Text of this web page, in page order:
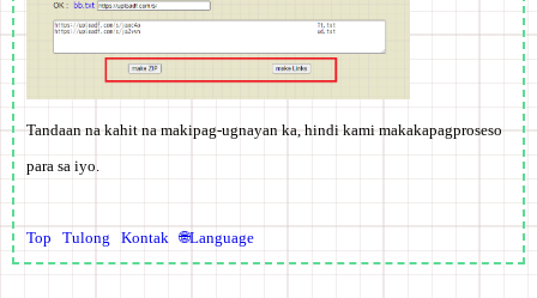
Tandaan na kahit na makipag-ugnayan ka, hindi kami makakapagproseso
para sa iyo.
Top Tulong Kontak 🌐Language